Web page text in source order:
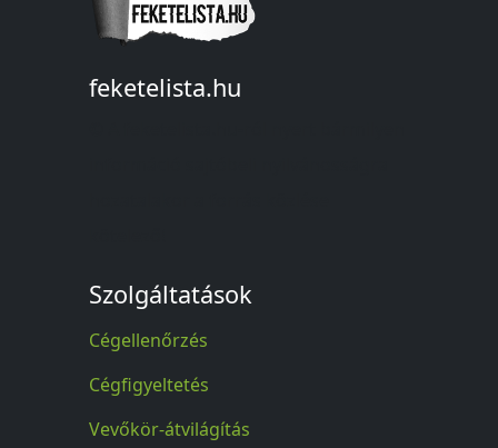
feketelista.hu
Szolgáltatások
Cégellenőrzés
Cégfigyeltetés
Vevőkör-átvilágítás